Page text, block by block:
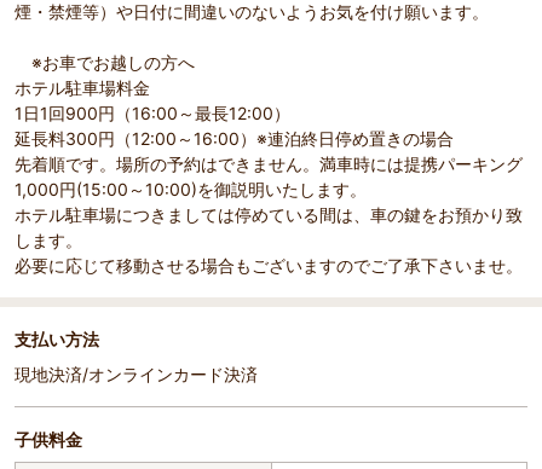
煙・禁煙等）や日付に間違いのないようお気を付け願います。
※お車でお越しの方へ
ホテル駐車場料金
1日1回900円（16:00～最長12:00）
延長料300円（12:00～16:00）※連泊終日停め置きの場合
先着順です。場所の予約はできません。満車時には提携パーキング
1,000円(15:00～10:00)を御説明いたします。
ホテル駐車場につきましては停めている間は、車の鍵をお預かり致
します。
必要に応じて移動させる場合もございますのでご了承下さいませ。
支払い方法
現地決済/オンラインカード決済
子供料金